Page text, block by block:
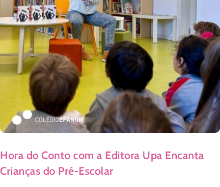
Hora do Conto com a Editora Upa Encanta
Crianças do Pré-Escolar